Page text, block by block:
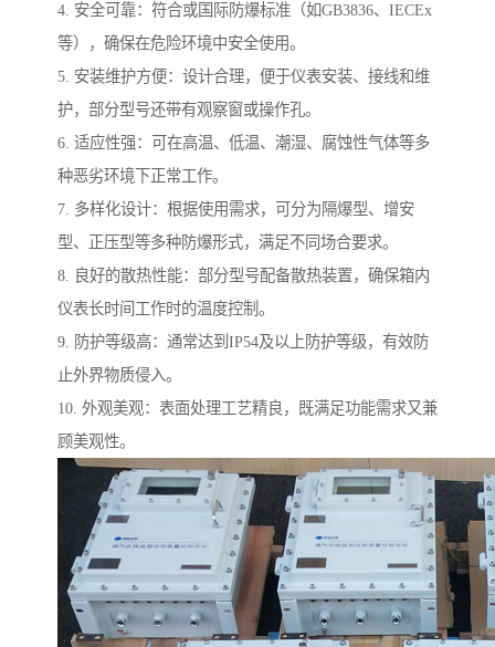
4. 安全可靠：符合或国际防爆标准（如GB3836、IECEx
等），确保在危险环境中安全使用。
5. 安装维护方便：设计合理，便于仪表安装、接线和维
护，部分型号还带有观察窗或操作孔。
6. 适应性强：可在高温、低温、潮湿、腐蚀性气体等多
种恶劣环境下正常工作。
7. 多样化设计：根据使用需求，可分为隔爆型、增安
型、正压型等多种防爆形式，满足不同场合要求。
8. 良好的散热性能：部分型号配备散热装置，确保箱内
仪表长时间工作时的温度控制。
9. 防护等级高：通常达到IP54及以上防护等级，有效防
止外界物质侵入。
10. 外观美观：表面处理工艺精良，既满足功能需求又兼
顾美观性。